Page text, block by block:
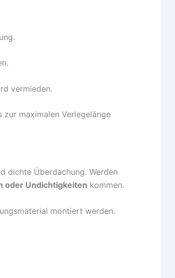
vermieden.
maximalen Verlegelänge
dichte Überdachung. Werden
oder Undichtigkeiten kommen.
montiert werden.